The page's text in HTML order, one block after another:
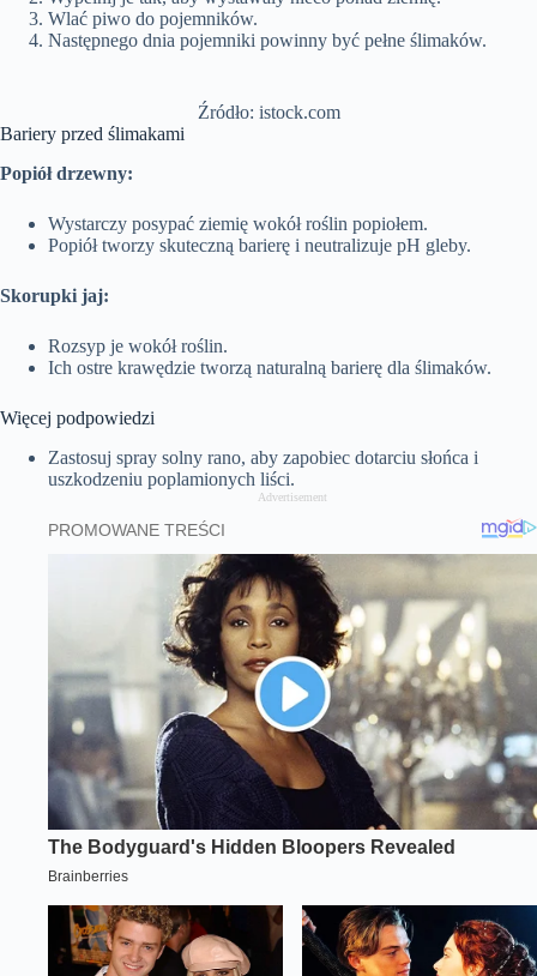
Wlać piwo do pojemników.
Następnego dnia pojemniki powinny być pełne ślimaków.
Źródło: istock.com
Bariery przed ślimakami
Popiół drzewny:
Wystarczy posypać ziemię wokół roślin popiołem.
Popiół tworzy skuteczną barierę i neutralizuje pH gleby.
Skorupki jaj:
Rozsyp je wokół roślin.
Ich ostre krawędzie tworzą naturalną barierę dla ślimaków.
Więcej podpowiedzi
Zastosuj spray solny rano, aby zapobiec dotarciu słońca i
uszkodzeniu poplamionych liści.
Advertisement